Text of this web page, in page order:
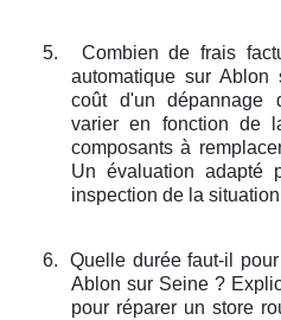
5.
Combien de frais
automatique sur
coût d'un dépannage
varier en fonction de
composants à
Un évaluation adapté
inspection de la
6.
Quelle durée faut-il
Ablon sur Seine ?
pour réparer un store